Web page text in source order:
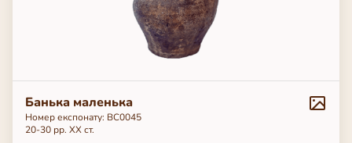
Банька маленька
Номер експонату: BC0045
20-30 рр. ХХ ст.